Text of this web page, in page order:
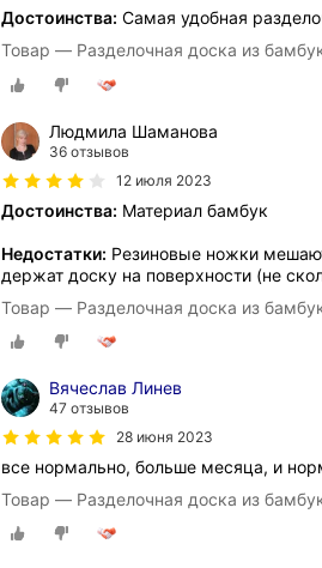
Достоинства: Самая удобная
Товар — Разделочная доска из
Людмила Шаманова
36 отзывов
12 июля 2023
Достоинства: Материал бамбук
Недостатки: Резиновые ножки
держат доску на поверхности (не
Товар — Разделочная доска из
Вячеслав Линев
47 отзывов
28 июня 2023
все нормально, больше месяца, и
Товар — Разделочная доска из